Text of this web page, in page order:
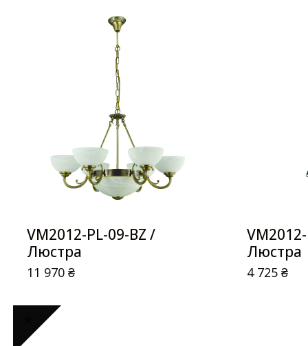
VM2012-PL-09-BZ /
Люстра
11 970₴
Люстра
4 725₴